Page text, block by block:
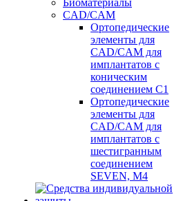
Биоматериалы
CAD/CAM
Ортопедические
элементы для
CAD/CAM для
имплантатов с
коническим
соединением С1
Ортопедические
элементы для
CAD/CAM для
имплантатов с
шестигранным
соединением
SEVEN, М4